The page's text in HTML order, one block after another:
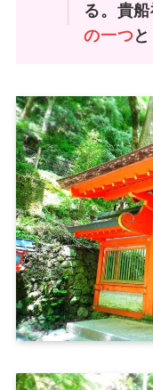
る。貴
の一つ